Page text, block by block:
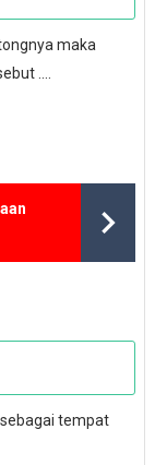
maka
....
tempat